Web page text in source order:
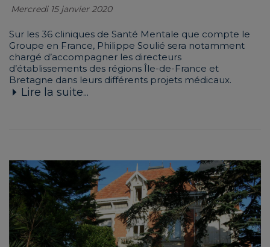
Mercredi 15 janvier 2020
Sur les 36 cliniques de Santé Mentale que compte le
Groupe en France, Philippe Soulié sera notamment
chargé d’accompagner les directeurs
d’établissements des régions Île-de-France et
Bretagne dans leurs différents projets médicaux.
Lire la suite...